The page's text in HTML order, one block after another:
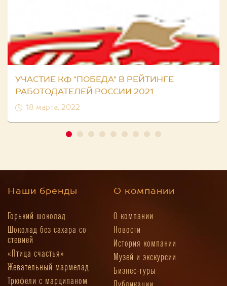
УЧАСТИЕ КФ "ПОБЕДА" В РЕЙТИНГЕ
РАБОТОДАТЕЛЕЙ РОССИИ 2021
18 марта, 2022
Наши бренды
Горький шоколад
Шоколад без сахара со
стевией
«Птица счастья»
Жевательный мармелад
Трюфели с марципаном
О компании
О компании
Новости
История компании
Музей и экскурсии
Бизнес-туры